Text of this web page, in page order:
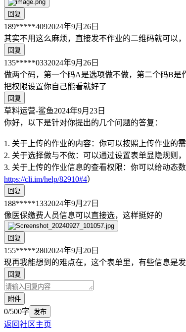
回复
189*****4092024年9月26日
其实不用这么麻烦，直接发不作业的二维码就可以
回复
135*****0332024年9月26日
做两个码，第一个码A是选项做不做，第二个码B是
把权限设置你自己能看就好了
回复
草料运营-鲨鱼2024年9月23日
你好，以下是针对你提出的几个问题的答复：
1. 关于上传的作业的内容：你可以按照上传作业的
2. 关于选择做与不做：可以通过设置表单显隐规则
3. 关于上传的作业信息的查看权限：你可以给动态
https://cli.im/help/82910#4）
回复
188*****1332024年9月27日
像医保缴费人员信息可以直接选，这样挺好的
回复
155*****2802024年9月20日
现再我能想到的难点在，这个表单里，有些信息是
回复
附件
0/500字 发布
返回社区主页